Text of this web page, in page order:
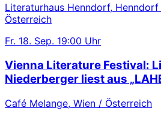
Literaturhaus Henndorf, Henndorf
Österreich
Fr. 18. Sep. 19:00 Uhr
Vienna Literature Festival:
Niederberger liest aus
Café Melange, Wien / Österreich